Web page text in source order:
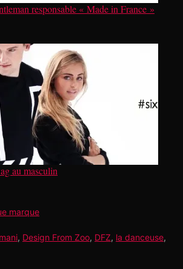
responsable « Made in France »
au masculin
marque
, Design From Zoo, DFZ, la danceuse,